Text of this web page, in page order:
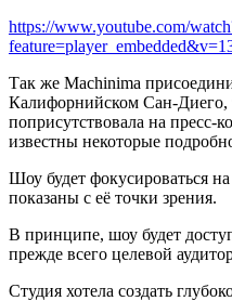
https://www.youtube.com/
Так же Machinima
Калифорнийском Сан-Диего,
поприсутствовала на пресс-
известны некоторые
Шоу будет фокусироваться
показаны с её точки зрения.
В принципе, шоу будет
прежде всего целевой
Студия хотела создать